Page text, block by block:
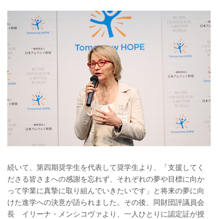
続いて、第四期奨学生を代表して奨学生より、「支援してく
ださる皆さまへの感謝を忘れず、それぞれの夢や目標に向か
って学業に真摯に取り組んでいきたいです」と将来の夢に向
けた進学への決意が語られました。その後、同財団評議員会
長 イリーナ・メンシコヴァより、一人ひとりに認定証が授